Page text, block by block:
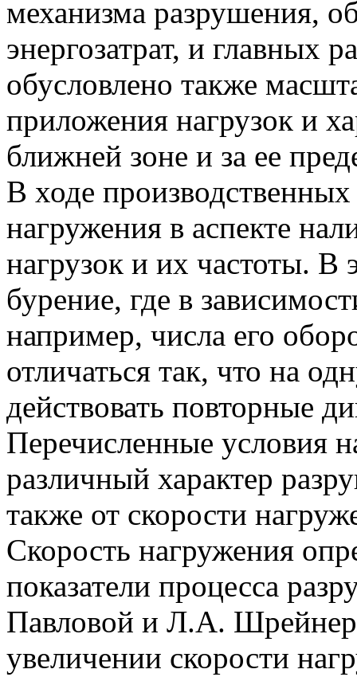
механизма разрушения,
энергозатрат, и
обусловлено также
приложения нагрузок и
ближней зоне и за ее
В ходе
нагружения в аспекте
нагрузок и их частоты. В
бурение, где в
например, числа его
отличаться так, что на
действовать повторные
Перечисленные условия
различный характер
также от скорости
Скорость нагружения
показатели процесса
Павловой и Л.А.
увеличении скорости